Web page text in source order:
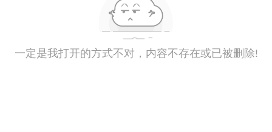
一定是我打开的方式不对，内容不存在或已被删除!